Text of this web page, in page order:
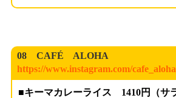
08 CAFÉ ALOHA
https://www.instagram.com/
■キーマカレーライス 1410円（サ